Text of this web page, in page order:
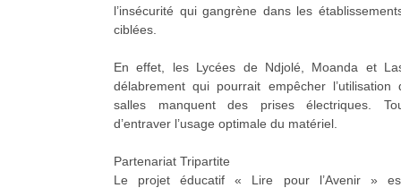
l’insécurité qui gangrène dans les
ciblées.
En effet, les Lycées de Ndjolé, Moanda et
délabrement qui pourrait empêcher
salles manquent des prises électriques.
d’entraver l’usage optimale du matériel.
Partenariat Tripartite
Le projet éducatif « Lire pour l’Avenir » est